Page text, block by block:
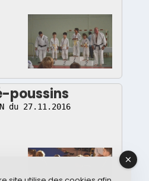
poussins
du 27.11.2016